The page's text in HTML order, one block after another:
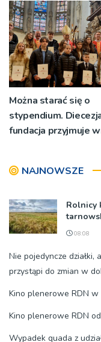
Można starać się o
stypendium.
fundacja przyjmuje
NAJNOWSZE
Rolnicy
08:08
Nie pojedyncze działki,
przystąpi do zmian w
Kino plenerowe RDN w
Kino plenerowe RDN
Wypadek quada z